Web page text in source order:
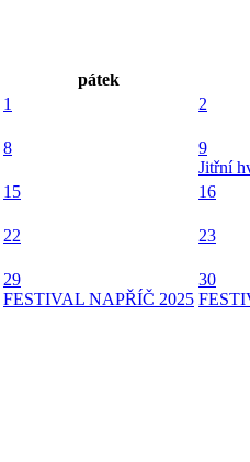
pátek
1 2
8
9
Jitřní
15 16
22 23
29
FESTIVAL NAPŘÍČ 2025
30